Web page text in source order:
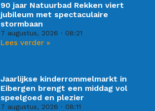
90 jaar Natuurbad Rekken viert
jubileum met spectaculaire
stormbaan
7 augustus, 2026 08:21
Lees verder »
Jaarlijkse kinderrommelmarkt in
Eibergen brengt een middag vol
speelgoed en plezier
7 augustus, 2026 08:11